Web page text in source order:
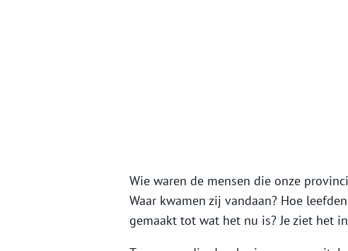
Wie waren de mensen die onze
Waar kwamen zij vandaan? Hoe
gemaakt tot wat het nu is? Je ziet het